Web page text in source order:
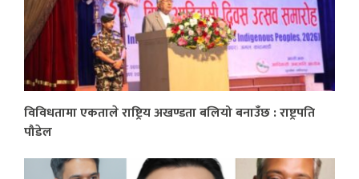
विविधतामा एकताले राष्ट्रिय अखण्डता बलियो बनाउँछ : राष्ट्रपति
पौडेल